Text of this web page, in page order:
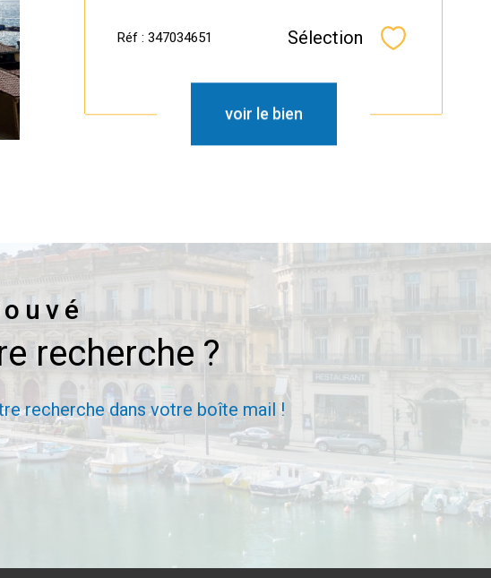
Réf : 347034651 Sélection Sélectionner
voir le bien
recherche ?
recherche dans votre boîte mail !